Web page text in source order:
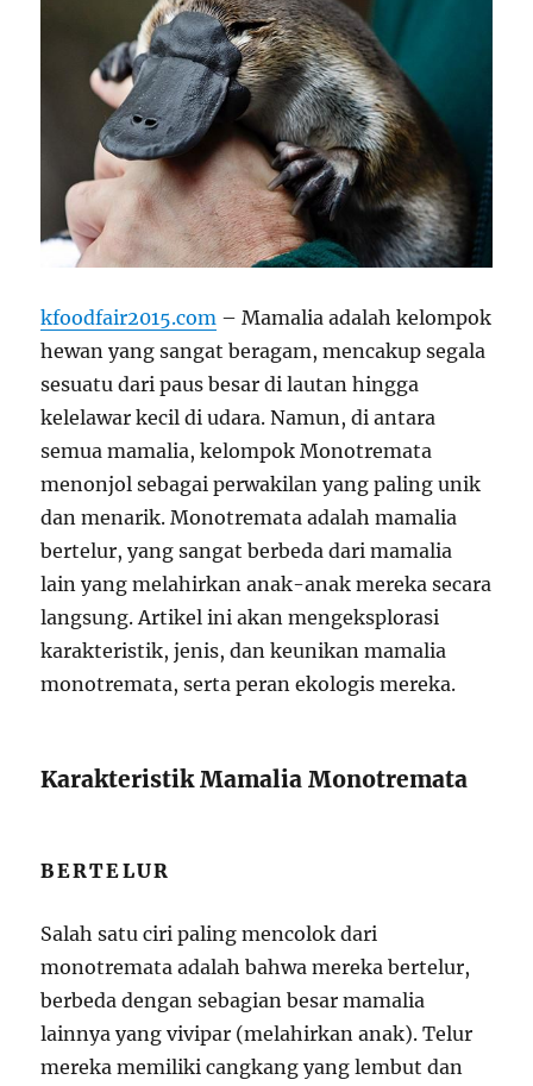
kfoodfair2015.com – Mamalia adalah kelompok
hewan yang sangat beragam, mencakup segala
sesuatu dari paus besar di lautan hingga
kelelawar kecil di udara. Namun, di antara
semua mamalia, kelompok Monotremata
menonjol sebagai perwakilan yang paling unik
dan menarik. Monotremata adalah mamalia
bertelur, yang sangat berbeda dari mamalia
lain yang melahirkan anak-anak mereka secara
langsung. Artikel ini akan mengeksplorasi
karakteristik, jenis, dan keunikan mamalia
monotremata, serta peran ekologis mereka.
Karakteristik Mamalia Monotremata
BERTELUR
Salah satu ciri paling mencolok dari
monotremata adalah bahwa mereka bertelur,
berbeda dengan sebagian besar mamalia
lainnya yang vivipar (melahirkan anak). Telur
mereka memiliki cangkang yang lembut dan